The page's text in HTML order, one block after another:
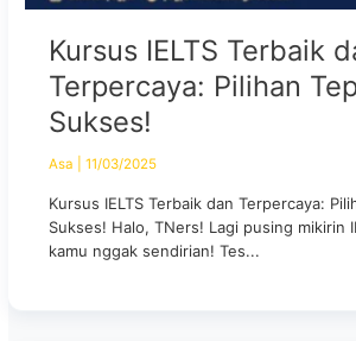
Kursus IELTS Terbaik
Terpercaya: Pilihan
Sukses!
Asa |11/03/2025
Kursus IELTS Terbaik dan Terpercaya:
Sukses! Halo, TNers! Lagi pusing mikirin
kamu nggak sendirian! Tes...